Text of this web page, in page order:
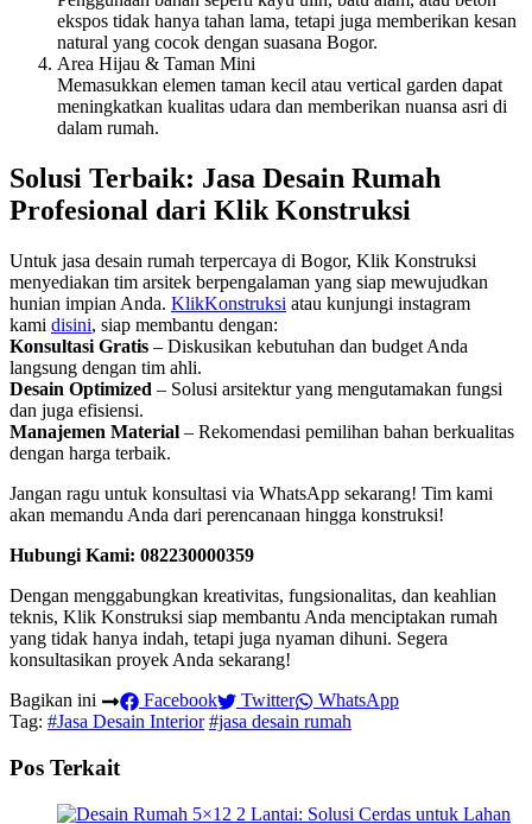
ekspos tidak hanya tahan lama, tetapi juga memberikan kesan
natural yang cocok dengan suasana Bogor.
Area Hijau & Taman Mini
Memasukkan elemen taman kecil atau vertical garden dapat
meningkatkan kualitas udara dan memberikan nuansa asri di
dalam rumah.
Solusi Terbaik: Jasa Desain Rumah
Profesional dari Klik Konstruksi
Untuk jasa desain rumah terpercaya di Bogor, Klik Konstruksi
menyediakan tim arsitek berpengalaman yang siap mewujudkan
hunian impian Anda. KlikKonstruksi atau kunjungi instagram
kami disini, siap membantu dengan:
Konsultasi Gratis – Diskusikan kebutuhan dan budget Anda
langsung dengan tim ahli.
Desain Optimized – Solusi arsitektur yang mengutamakan fungsi
dan juga efisiensi.
Manajemen Material – Rekomendasi pemilihan bahan berkualitas
dengan harga terbaik.
Jangan ragu untuk konsultasi via WhatsApp sekarang! Tim kami
akan memandu Anda dari perencanaan hingga konstruksi!
Hubungi Kami: 082230000359
Dengan menggabungkan kreativitas, fungsionalitas, dan keahlian
teknis, Klik Konstruksi siap membantu Anda menciptakan rumah
yang tidak hanya indah, tetapi juga nyaman dihuni. Segera
konsultasikan proyek Anda sekarang!
Bagikan ini
Facebook Twitter
WhatsApp
Tag: #Jasa Desain Interior #jasa desain rumah
Pos Terkait